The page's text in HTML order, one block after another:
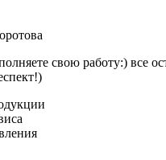
свою работу:) все